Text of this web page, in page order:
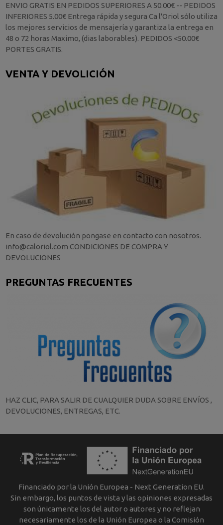
ENVIO GRATIS EN PEDIDOS SUPERIORES A 50.00€ -- PEDIDOS
INFERIORES 5.00€ Entrega rápida y segura Ca l'Oriol sólo utiliza
los mejores servicios de mensajería y garantiza la entrega en
48 o 72 horas Maximo, (dias laborables). PEDIDOS <50.00€
PORTES GRATIS.
VENTA Y DEVOLICIÓN
En caso de devolución pongase en contacto con nosotros.
info@caloriol.com CONDICIONES DE COMPRA Y
DEVOLUCIONES
PREGUNTAS FRECUENTES
HAZ CLIC, PARA SALIR DE CUALQUIER DUDA SOBRE ENVÍOS ,
DEVOLUCIONES, ENTREGAS, ETC.
Financiado por la Unión Europea - Next Generation EU.
Sin embargo, los puntos de vista y las opiniones expresadas
son únicamente los del autor o autores y no reflejan
necesariamente los de la Unión Europea o la Comisión